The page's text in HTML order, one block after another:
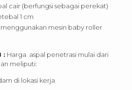
cair (berfungsi sebagai perekat)
1 cm
mesin baby roller
: Harga aspal penetrasi mulai dari
meliputi:
di lokasi kerja